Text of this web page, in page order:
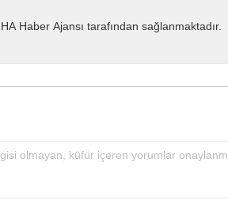
Haber Ajansı tarafından sağlanmaktadır.